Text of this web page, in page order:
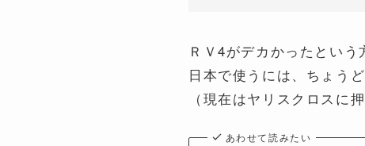
ＲＶ4がデカかったという
日本で使うには、ちょう
（現在はヤリスクロスに
あわせて読みたい